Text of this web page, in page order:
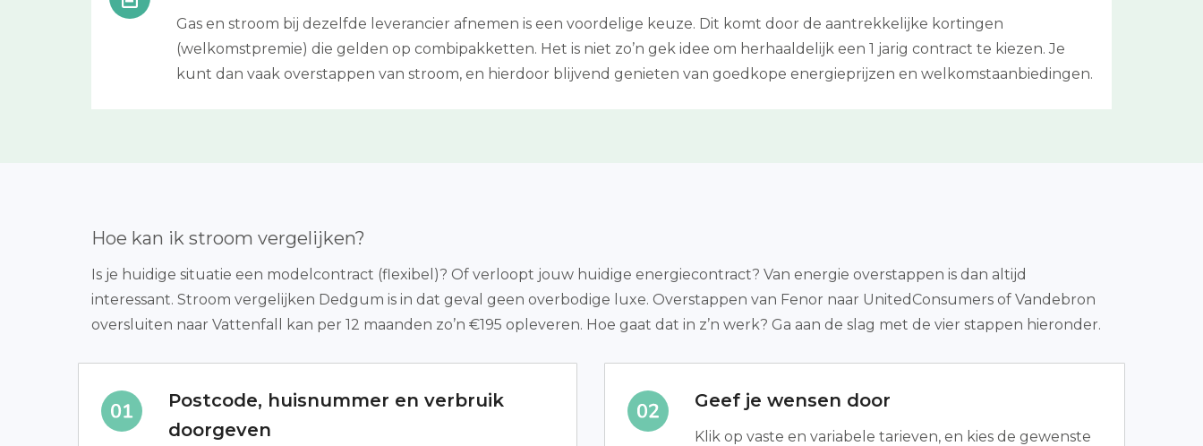
Gas en stroom bij dezelfde leverancier afnemen is een voordelige keuze. Dit komt door de aantrekkelijke kortingen
(welkomstpremie) die gelden op combipakketten. Het is niet zo’n gek idee om herhaaldelijk een 1 jarig contract te kiezen. Je
kunt dan vaak overstappen van stroom, en hierdoor blijvend genieten van goedkope energieprijzen en welkomstaanbiedingen.
Hoe kan ik stroom vergelijken?
Is je huidige situatie een modelcontract (flexibel)? Of verloopt jouw huidige energiecontract? Van energie overstappen is dan altijd
interessant. Stroom vergelijken Dedgum is in dat geval geen overbodige luxe. Overstappen van Fenor naar UnitedConsumers of Vandebron
oversluiten naar Vattenfall kan per 12 maanden zo’n €195 opleveren. Hoe gaat dat in z’n werk? Ga aan de slag met de vier stappen hieronder.
Postcode, huisnummer en verbruik
doorgeven
Geef je wensen door
Klik op vaste en variabele tarieven, en kies de gewenste